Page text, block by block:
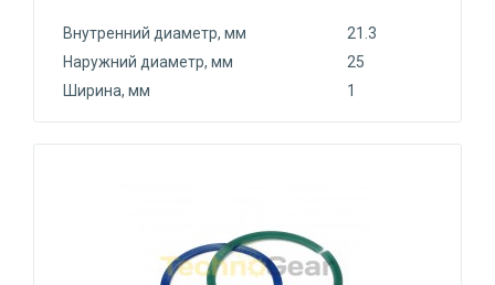
Внутренний диаметр, мм
21.3
Наружний диаметр, мм
25
Ширина, мм
1